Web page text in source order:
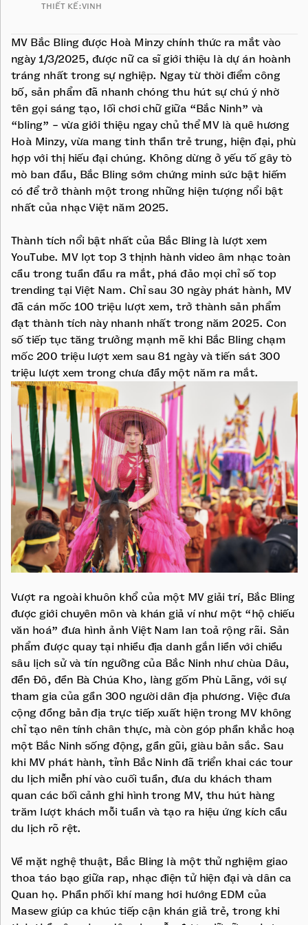
THIẾT KẾ:VINH
MV Bắc Bling được Hoà Minzy chính thức ra mắt vào
ngày 1/3/2025, được nữ ca sĩ giới thiệu là dự án hoành
tráng nhất trong sự nghiệp. Ngay từ thời điểm công
bố, sản phẩm đã nhanh chóng thu hút sự chú ý nhờ
tên gọi sáng tạo, lối chơi chữ giữa “Bắc Ninh” và
“bling” - vừa giới thiệu ngay chủ thể MV là quê hương
Hoà Minzy, vừa mang tinh thần trẻ trung, hiện đại, phù
hợp với thị hiếu đại chúng. Không dừng ở yếu tố gây tò
mò ban đầu, Bắc Bling sớm chứng minh sức bật hiếm
có để trở thành một trong những hiện tượng nổi bật
nhất của nhạc Việt năm 2025.
Thành tích nổi bật nhất của Bắc Bling là lượt xem
YouTube. MV lọt top 3 thịnh hành video âm nhạc toàn
cầu trong tuần đầu ra mắt, phá đảo mọi chỉ số top
trending tại Việt Nam. Chỉ sau 30 ngày phát hành, MV
đã cán mốc 100 triệu lượt xem, trở thành sản phẩm
đạt thành tích này nhanh nhất trong năm 2025. Con
số tiếp tục tăng trưởng mạnh mẽ khi Bắc Bling chạm
mốc 200 triệu lượt xem sau 81 ngày và tiến sát 300
triệu lượt xem trong chưa đầy một năm ra mắt.
Vượt ra ngoài khuôn khổ của một MV giải trí, Bắc Bling
được giới chuyên môn và khán giả ví như một “hộ chiếu
văn hoá” đưa hình ảnh Việt Nam lan toả rộng rãi. Sản
phẩm được quay tại nhiều địa danh gắn liền với chiều
sâu lịch sử và tín ngưỡng của Bắc Ninh như chùa Dâu,
đền Đô, đền Bà Chúa Kho, làng gốm Phù Lãng, với sự
tham gia của gần 300 người dân địa phương. Việc đưa
cộng đồng bản địa trực tiếp xuất hiện trong MV không
chỉ tạo nên tính chân thực, mà còn góp phần khắc hoạ
một Bắc Ninh sống động, gần gũi, giàu bản sắc. Sau
khi MV phát hành, tỉnh Bắc Ninh đã triển khai các tour
du lịch miễn phí vào cuối tuần, đưa du khách tham
quan các bối cảnh ghi hình trong MV, thu hút hàng
trăm lượt khách mỗi tuần và tạo ra hiệu ứng kích cầu
du lịch rõ rệt.
Về mặt nghệ thuật, Bắc Bling là một thử nghiệm giao
thoa táo bạo giữa rap, nhạc điện tử hiện đại và dân ca
Quan họ. Phần phối khí mang hơi hướng EDM của
Masew giúp ca khúc tiếp cận khán giả trẻ, trong khi